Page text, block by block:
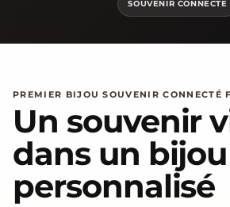
SOUVENIR CONNECTÉ
PREMIER BIJOU SOUVENIR CONNECTÉ
Un souvenir
dans un bijou
personnalisé